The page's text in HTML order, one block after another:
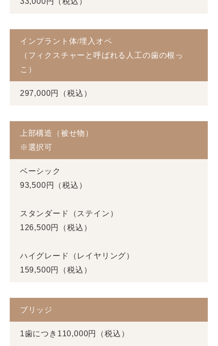
インプラント体/埋入オペ
（フィクスチャーと呼ばれる人工の歯の根っ
こ）
297,000円（税込）
上部構造（被せ物）
※選択可
ベーシック
93,500円（税込）
スタンダード（ステイン）
126,500円（税込）
ハイグレード（レイヤリング）
159,500円（税込）
ブリッジ
1歯につき110,000円（税込）